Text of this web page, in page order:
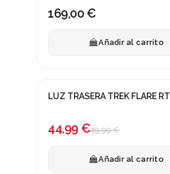
169,00 €
Añadir al carrito
¡En oferta!
LUZ TRASERA TREK FLARE RT
44,99 €49,99 €
Añadir al carrito